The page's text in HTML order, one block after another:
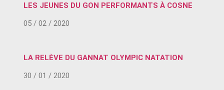
LES JEUNES DU GON PERFORMANTS À COSNE
05 / 02 / 2020
LA RELÈVE DU GANNAT OLYMPIC NATATION
30 / 01 / 2020